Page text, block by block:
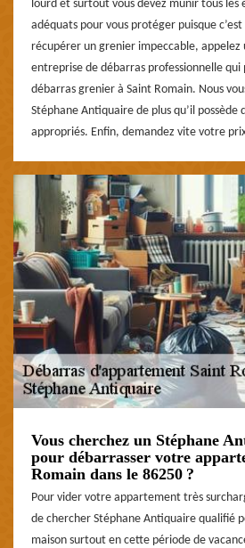
lourd et surtout vous devez munir tous les
adéquats pour vous protéger puisque
récupérer un grenier impeccable, appelez
entreprise de débarras professionnelle
débarras grenier à Saint Romain. Nous
Stéphane Antiquaire de plus qu’il possède
appropriés. Enfin, demandez vite votre
Vous cherchez un Stéphane
pour débarrasser votre
Romain dans le 86250 ?
Pour vider votre appartement très
de chercher Stéphane Antiquaire qualifié
maison surtout en cette période de